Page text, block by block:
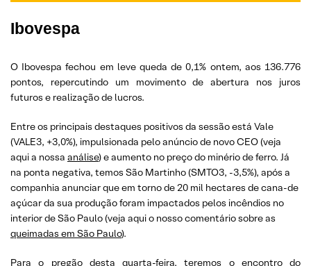
Ibovespa
O Ibovespa fechou em leve queda de 0,1% ontem, aos 136.776
pontos, repercutindo um movimento de abertura nos juros
futuros e realização de lucros.
Entre os principais destaques positivos da sessão está Vale
(VALE3, +3,0%), impulsionada pelo anúncio de novo CEO (veja
aqui a nossa análise) e aumento no preço do minério de ferro. Já
na ponta negativa, temos São Martinho (SMTO3, -3,5%), após a
companhia anunciar que em torno de 20 mil hectares de cana-de
açúcar da sua produção foram impactados pelos incêndios no
interior de São Paulo (veja aqui o nosso comentário sobre as
queimadas em São Paulo).
Para o pregão desta quarta-feira, teremos o encontro do